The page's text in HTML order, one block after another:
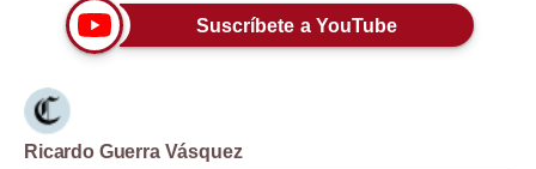
Mundo
EEUU
México
Suscríbete a YouTube
Ricardo Guerra Vásquez